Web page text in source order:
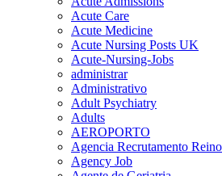
Acute Care
Acute Medicine
Acute Nursing Posts UK
Acute-Nursing-Jobs
administrar
Administrativo
Adult Psychiatry
Adults
AEROPORTO
Agencia Recrutamento
Agency Job